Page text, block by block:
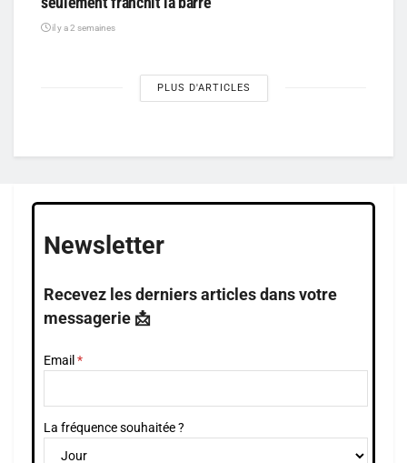
il y a 2 semaines
PLUS D'ARTICLES
Newsletter
Recevez les derniers articles dans votre
messagerie 📩
Email
La fréquence souhaitée ?